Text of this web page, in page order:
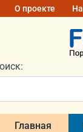
О проекте
Главная